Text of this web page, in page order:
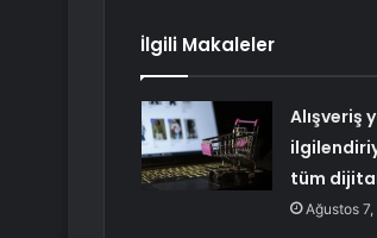
İlgili Makaleler
Alışveriş
tüm
Ağustos